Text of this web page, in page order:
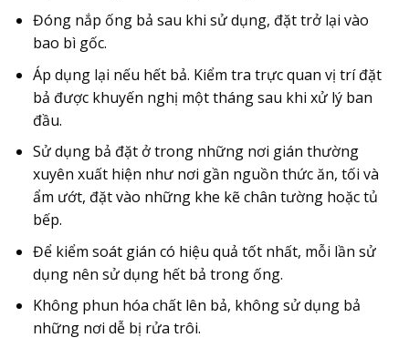
Đóng nắp ống bả sau khi sử dụng, đặt trở lại vào
bao bì gốc.
Áp dụng lại nếu hết bả. Kiểm tra trực quan vị trí đặt
bả được khuyến nghị một tháng sau khi xử lý ban
đầu.
Sử dụng bả đặt ở trong những nơi gián thường
xuyên xuất hiện như nơi gần nguồn thức ăn, tối và
ẩm ướt, đặt vào những khe kẽ chân tường hoặc tủ
bếp.
Để kiểm soát gián có hiệu quả tốt nhất, mỗi lần sử
dụng nên sử dụng hết bả trong ống.
Không phun hóa chất lên bả, không sử dụng bả
những nơi dễ bị rửa trôi.